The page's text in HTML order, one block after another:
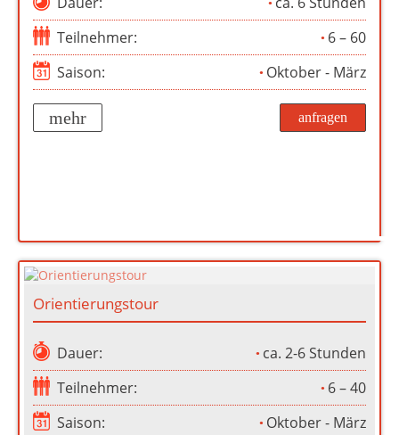
Teilnehmer:
6 – 60
Saison:
Oktober - März
mehr anfragen
Orientierungstour
Dauer:
ca. 2-6 Stunden
Teilnehmer:
6 – 40
Saison:
Oktober - März